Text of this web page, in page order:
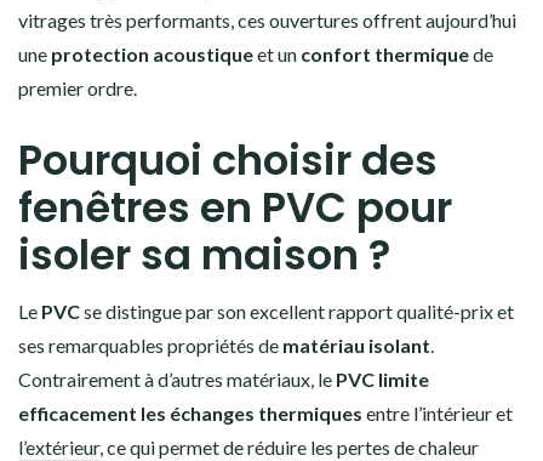
vitrages très performants, ces ouvertures offrent aujourd’hui
une protection acoustiqueet un confort thermiquede
premier ordre.
Pourquoi choisir des
fenêtres en PVC pour
isoler sa maison ?
Le PVCse distingue par son excellent rapport qualité-prix et
ses remarquables propriétés de matériau isolant.
Contrairement à d’autres matériaux, le PVC limite
efficacement les échanges thermiques entre l’intérieur et
l’extérieur, ce qui permet de réduire les pertes de chaleur